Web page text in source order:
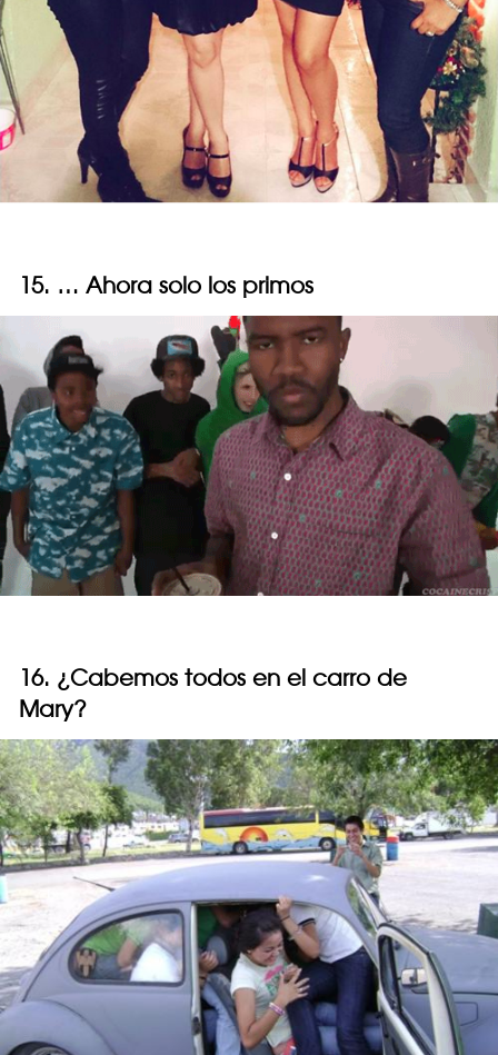
15. … Ahora solo los primos
16. ¿Cabemos todos en el carro de
Mary?